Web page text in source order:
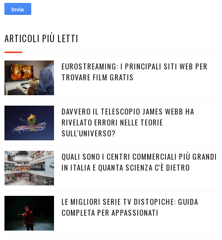
ARTICOLI PIÙ LETTI
EUROSTREAMING: I PRINCIPALI SITI WEB PER
TROVARE FILM GRATIS
DAVVERO IL TELESCOPIO JAMES WEBB HA
RIVELATO ERRORI NELLE TEORIE
SULL'UNIVERSO?
QUALI SONO I CENTRI COMMERCIALI PIÙ GRANDI
IN ITALIA E QUANTA SCIENZA C'È DIETRO
LE MIGLIORI SERIE TV DISTOPICHE: GUIDA
COMPLETA PER APPASSIONATI